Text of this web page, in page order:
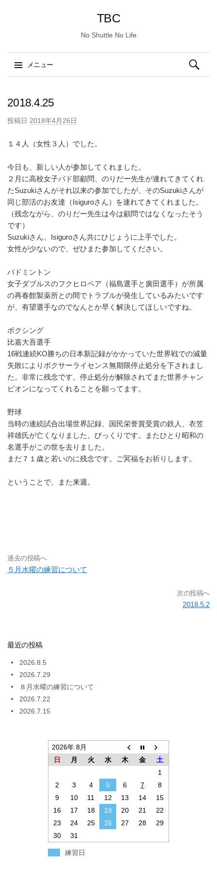
TBC
No Shuttle No Life
メニュー
ン
ン
へ
キ
ッ
プ
検
索:
2018.4.25
投稿日 2018年4月26日
１４人（女性３人）でした。
今日も、新しい人が参加してくれました。
２月に高校女子バド部顧問、のりだー先生が連れてきてくれ
たSuzukiさんがそれ以来の参加でしたが、そのSuzukiさんが
同じ部活のお友達（Isiguroさん）を連れてきてくれました。
（残念ながら、のりだー先生は今は顧問ではなくなったそう
です）
Suzukiさん、Isiguroさん共にひじょうに上手でした。
女性が少ないので、ぜひまた参加してください。
バドミントン
女子ダブルスのフクヒロペア（福島選手と廣田選手）が所属
の再春館製薬所との間でトラブルが発生しているみたいです
が、有望選手なのでなんとか早く解決してほしいですね。
ボクシング
比嘉大吾選手
16戦連続KO勝ちの日本新記録がかかっていた世界戦での減量
失敗によりボクサーライセンス無期限停止処分を下されまし
た。非常に残念です。停止処分が解除されてまた世界チャン
ピオンになってくれることを願ってます。
野球
当時の連続試合出場世界記録、国民栄誉賞受賞の鉄人、衣笠
祥雄氏が亡くなりました。びっくりです。またひとり昭和の
名選手がこの世を去りました。
まだ７１歳と若いのに残念です。ご冥福をお祈りします。
ということで、また来週。
過去の投稿へ
５月水曜の練習について
次の投稿へ
2018.5.2
最近の投稿
2026.8.5
2026.7.29
８月水曜の練習について
2026.7.22
2026.7.15
2026年 8月
日
月 火 水 木 金
土
1
2
3 4 5 6 7
8
9
10 11 12 13 14
15
16
17 18 19 20 21
22
23
24 25 26 27 28
29
30
31
練習日